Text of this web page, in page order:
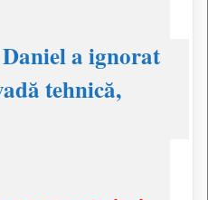
a ignorat
tehnică,